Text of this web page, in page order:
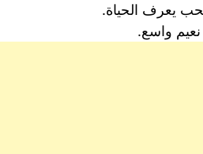
يعرف الحياة.
واسع.